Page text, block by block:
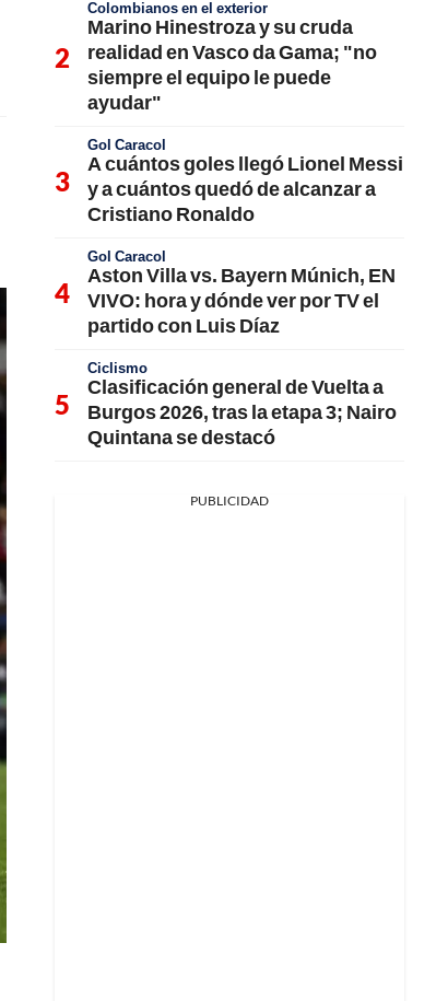
Colombianos en el exterior
Marino Hinestroza y su cruda
realidad en Vasco da Gama; "no
siempre el equipo le puede
ayudar"
Gol Caracol
A cuántos goles llegó Lionel Messi
y a cuántos quedó de alcanzar a
Cristiano Ronaldo
Gol Caracol
Aston Villa vs. Bayern Múnich, EN
VIVO: hora y dónde ver por TV el
partido con Luis Díaz
Ciclismo
Clasificación general de Vuelta a
Burgos 2026, tras la etapa 3; Nairo
Quintana se destacó
PUBLICIDAD